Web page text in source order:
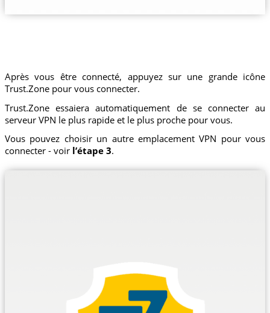
Après vous être connecté, appuyez sur une grande icône
Trust.Zone pour vous connecter.
Trust.Zone essaiera automatiquement de se connecter au
serveur VPN le plus rapide et le plus proche pour vous.
Vous pouvez choisir un autre emplacement VPN pour vous
connecter - voir l’étape 3.